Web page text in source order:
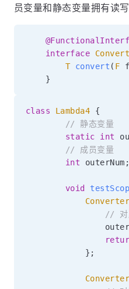
员变量和静态变量拥有读写
interface
T
convert ( F
}
class Lambda4
{
// 静态变量
static
int
// 成员变量
int outerNum ;
void
// 对
} ;